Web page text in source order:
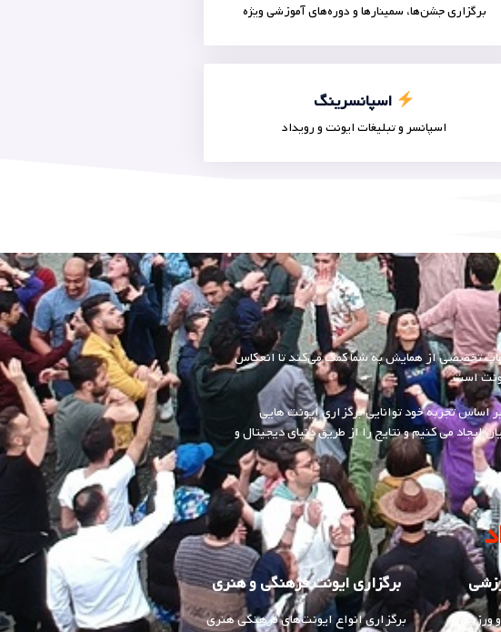
برگزاری جشن‌ها، سمینارها و دوره‌های آموزشی ویژه
اسپانسرینگ
اسپانسر و تبلیغات ایونت و رویداد
تخصصی از همایش به شما کمک می‌کند تا انعکاس
است.
اساس تجربه خود توانایی برگزاری ایونت هایی
ایجاد می کنیم و نتایج را از طریق دنیای دیجیتال و
و ورزشی
برگزاری ایونت فرهنگی و هنری
برگزاری انواع ایونت‌های فرهنگی هنری